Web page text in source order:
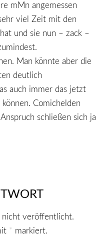
mMn angemessen
viel Zeit mit den
und sie nun – zack –
Man könnte aber die
deutlich
auch immer das jetzt
Comichelden
schließen sich ja
nicht veröffentlicht.
* markiert.